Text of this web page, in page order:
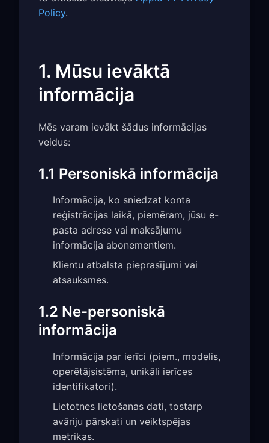
Policy.
1. Mūsu ievāktā
informācija
Mēs varam ievākt šādus informācijas
veidus:
1.1 Personiskā informācija
Informācija, ko sniedzat konta
reģistrācijas laikā, piemēram, jūsu e-
pasta adrese vai maksājumu
informācija abonementiem.
Klientu atbalsta pieprasījumi vai
atsauksmes.
1.2 Ne-personiskā
informācija
Informācija par ierīci (piem., modelis,
operētājsistēma, unikāli ierīces
identifikatori).
Lietotnes lietošanas dati, tostarp
avāriju pārskati un veiktspējas
metrikas.